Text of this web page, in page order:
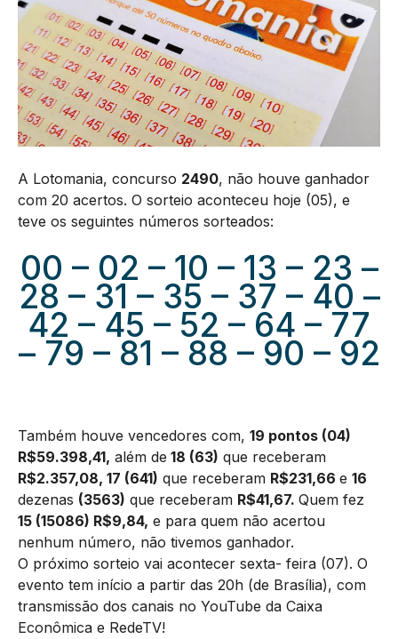
A Lotomania, concurso 2490, não houve ganhador
com 20 acertos. O sorteio aconteceu hoje (05), e
teve os seguintes números sorteados:
00 – 02 – 10 – 13 – 23 –
28 – 31 – 35 – 37 – 40 –
42 – 45 – 52 – 64 – 77
– 79 – 81 – 88 – 90 – 92
Também houve vencedores com, 19 pontos (04)
R$59.398,41, além de 18 (63) que receberam
R$2.357,08, 17 (641) que receberam R$231,66 e 16
dezenas (3563) que receberam R$41,67. Quem fez
15 (15086) R$9,84, e para quem não acertou
nenhum número, não tivemos ganhador.
O próximo sorteio vai acontecer sexta- feira (07). O
evento tem início a partir das 20h (de Brasília), com
transmissão dos canais no YouTube da Caixa
Econômica e RedeTV!